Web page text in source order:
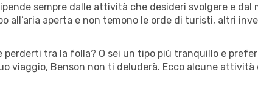
sempre dalle attività che desideri svolgere e
all’aria aperta e non temono le orde di turisti, altri
tra la folla? O sei un tipo più tranquillo e
viaggio, Benson non ti deluderà. Ecco alcune